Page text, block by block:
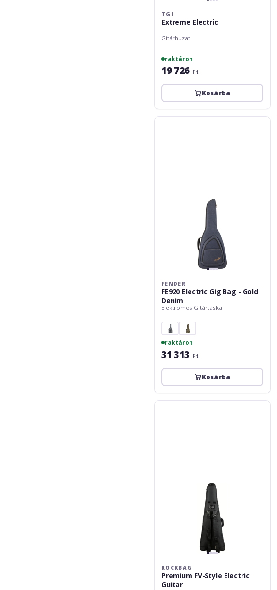
TGI
Extreme Electric
Gitárhuzat
raktáron
19 726 Ft
Kosárba
Fender
FENDER
FE920 Electric Gig Bag - Gold
Denim
Elektromos Gitártáska
raktáron
31 313 Ft
Kosárba
RockBag
ROCKBAG
Premium FV-Style Electric
Guitar